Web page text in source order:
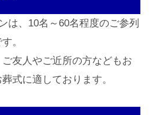
は、10名～60名程度のご参列
。
友人やご近所の方などもお
式に適しております。